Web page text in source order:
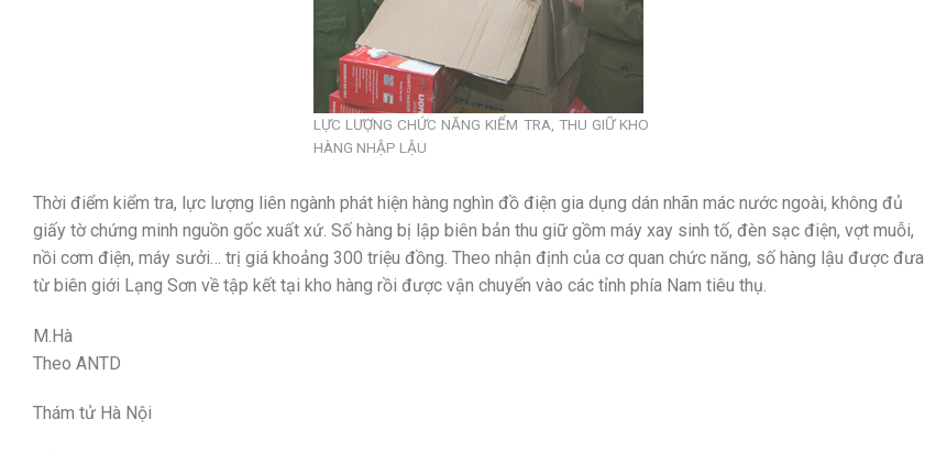
LỰC LƯỢNG CHỨC NĂNG KIỂM TRA, THU GIỮ KHO
HÀNG NHẬP LẬU
Thời điểm kiểm tra, lực lượng liên ngành phát hiện hàng nghìn đồ điện gia dụng dán nhãn mác nước ngoài, không đủ
giấy tờ chứng minh nguồn gốc xuất xứ. Số hàng bị lập biên bản thu giữ gồm máy xay sinh tố, đèn sạc điện, vợt muỗi,
nồi cơm điện, máy sưởi… trị giá khoảng 300 triệu đồng. Theo nhận định của cơ quan chức năng, số hàng lậu được đưa
từ biên giới Lạng Sơn về tập kết tại kho hàng rồi được vận chuyển vào các tỉnh phía Nam tiêu thụ.
M.Hà
Theo ANTD
Thám tử Hà Nội